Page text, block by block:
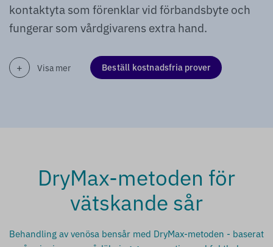
kontaktyta som förenklar vid förbandsbyte och
fungerar som vårdgivarens extra hand.
Visa mer Beställ kostnadsfria prover
DryMax-metoden för
vätskande sår
Behandling av venösa bensår med DryMax-metoden - baserat